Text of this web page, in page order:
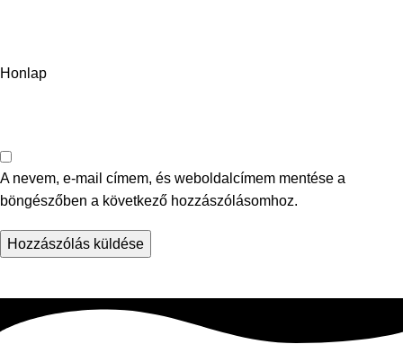
Honlap
A nevem, e-mail címem, és weboldalcímem mentése a
böngészőben a következő hozzászólásomhoz.